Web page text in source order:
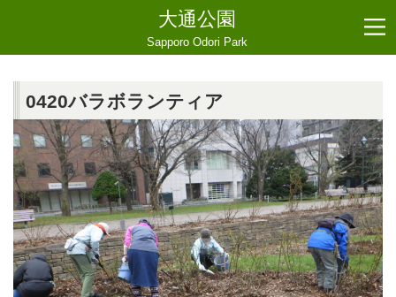
大通公園
Sapporo Odori Park
0420バラボランティア